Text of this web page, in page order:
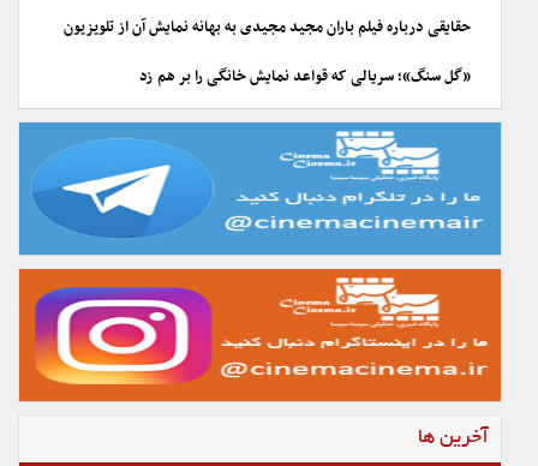
حقایقی درباره فیلم باران مجید مجیدی به بهانه نمایش آن از تلویزیون
«گل سنگ»؛ سریالی که قواعد نمایش خانگی را بر هم زد
آخرین ها